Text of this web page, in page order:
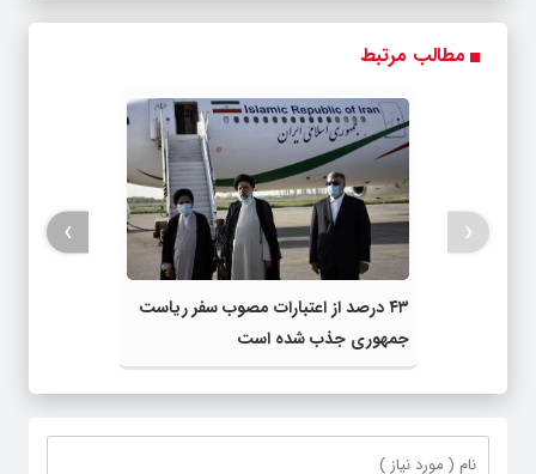
مطالب مرتبط
۴۳ درصد از اعتبارات مصوب سفر ریاست
جمهوری جذب شده است
‹
›